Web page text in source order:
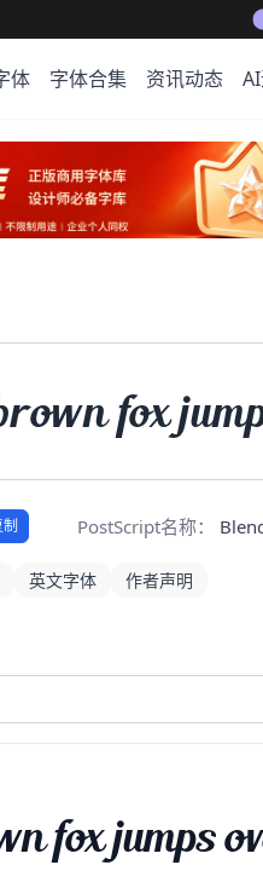
体 字体合集 资讯动态
fox
PostScript名称：
英文字体 作者声明
fox jumps